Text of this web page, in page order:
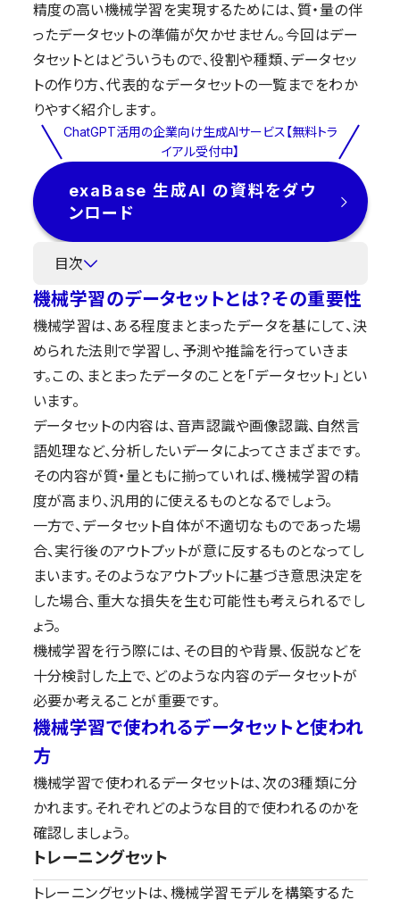
精度の高い機械学習を実現するためには、質・量の伴
ったデータセットの準備が欠かせません。今回はデー
タセットとはどういうもので、役割や種類、データセッ
トの作り方、代表的なデータセットの一覧までをわか
りやすく紹介します。
ChatGPT活用の企業向け生成AIサービス【無料トラ
イアル受付中】
exaBase 生成AI の資料をダウ
ンロード
目次
機械学習のデータセットとは？その重要性
機械学習は、ある程度まとまったデータを基にして、決
められた法則で学習し、予測や推論を行っていきま
す。この、まとまったデータのことを「データセット」とい
います。
データセットの内容は、音声認識や画像認識、自然言
語処理など、分析したいデータによってさまざまです。
その内容が質・量ともに揃っていれば、機械学習の精
度が高まり、汎用的に使えるものとなるでしょう。
一方で、データセット自体が不適切なものであった場
合、実行後のアウトプットが意に反するものとなってし
まいます。そのようなアウトプットに基づき意思決定を
した場合、重大な損失を生む可能性も考えられるでし
ょう。
機械学習を行う際には、その目的や背景、仮説などを
十分検討した上で、どのような内容のデータセットが
必要か考えることが重要です。
機械学習で使われるデータセットと使われ
方
機械学習で使われるデータセットは、次の3種類に分
かれます。それぞれどのような目的で使われるのかを
確認しましょう。
トレーニングセット
トレーニングセットは、機械学習モデルを構築するた